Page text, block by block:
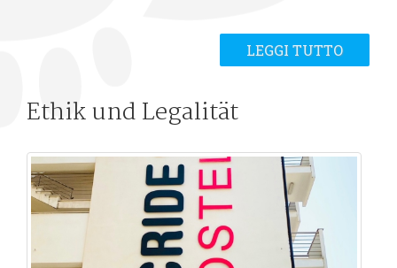
LEGGI TUTTO
Ethik und Legalität